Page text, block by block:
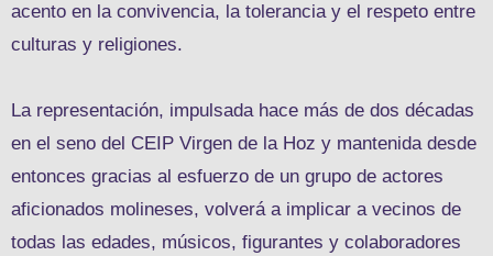
acento en la convivencia, la tolerancia y el respeto entre
culturas y religiones.
La representación, impulsada hace más de dos décadas
en el seno del CEIP Virgen de la Hoz y mantenida desde
entonces gracias al esfuerzo de un grupo de actores
aficionados molineses, volverá a implicar a vecinos de
todas las edades, músicos, figurantes y colaboradores